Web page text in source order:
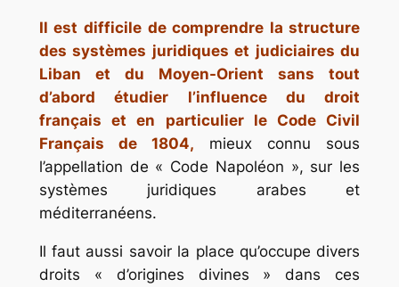
Il est difficile de comprendre la structure
des systèmes juridiques et judiciaires du
Liban et du Moyen-Orient sans tout
d’abord étudier l’influence du droit
français et en particulier le Code Civil
Français de 1804, mieux connu sous
l’appellation de « Code Napoléon », sur les
systèmes juridiques arabes et
méditerranéens.
Il faut aussi savoir la place qu’occupe divers
droits « d’origines divines » dans ces